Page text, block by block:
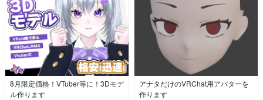
8月限定価格！VTuber等に！3Dモデ
ル作ります
アナタだけのVRChat用アバターを
作ります